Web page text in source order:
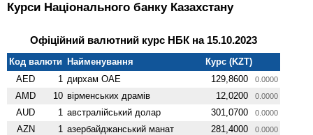
Курси Національного банку Казахстану
Офіційний валютний курс НБК на 15.10.2023
Код валюти Найменування
Курс (KZT)
AED
1 дирхам ОАЕ 129,8600 0.0000
AMD 10 вiрменських драмів 12,0200 0.0000
AUD 1 австралійський долар 301,0700 0.0000
AZN 1 азербайджанський манат 281,4000 0.0000